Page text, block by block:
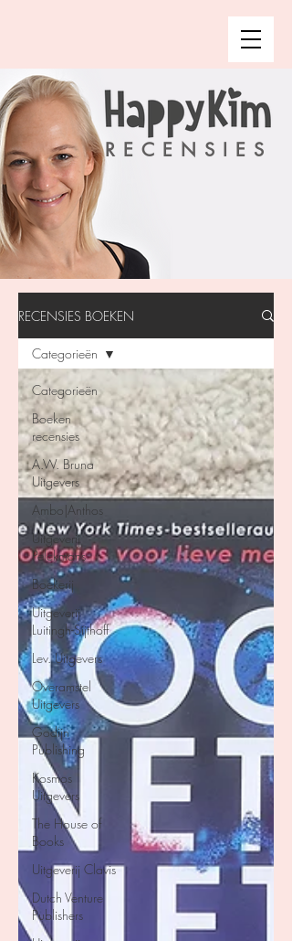
RECENSIES
RECENSIES BOEKEN
Categorieën
Boeken
recensies
A.W. Bruna
Uitgevers
Ambo|Anthos
Uitgeverij
Pelckmans
Boekerij
Uitgeverij
Luitingh-Sijthoff
Lev. Uitgevers
Overamstel
Uitgevers
Godijn
Publishing
Kosmos
Uitgevers
The House of
Books
Uitgeverij Clavis
Dutch Venture
Publishers
Categorieën